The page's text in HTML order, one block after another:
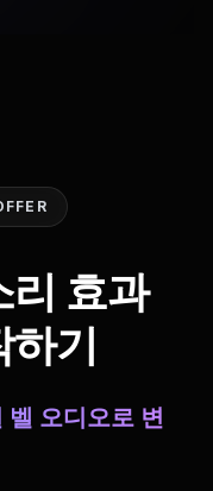
리 효과
하기
벨 오디오로 변